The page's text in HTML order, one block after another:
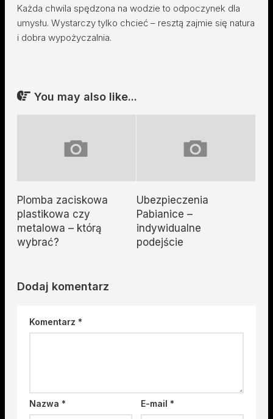
Każda chwila spędzona na wodzie to odpoczynek dla
umysłu. Wystarczy tylko chcieć – resztą zajmie się natura
i dobra wypożyczalnia.
You may also like...
Plomba zaciskowa
plastikowa czy
metalowa – którą
wybrać?
Ubezpieczenia
Pabianice –
indywidualne
podejście
Dodaj komentarz
Komentarz *
Nazwa * E-mail*